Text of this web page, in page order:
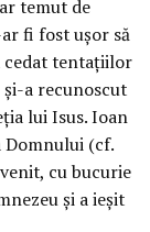
temut de
ar fi fost ușor să
cedat tentațiilor
a recunoscut
lui Isus. Ioan
Domnului (cf.
cu bucurie
și a ieșit